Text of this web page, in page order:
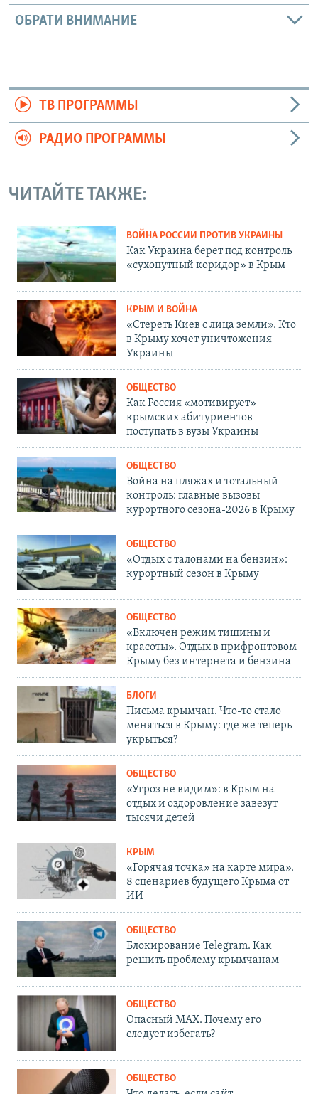
ОБРАТИ ВНИМАНИЕ
ТВ ПРОГРАММЫ
РАДИО ПРОГРАММЫ
ЧИТАЙТЕ ТАКЖЕ:
ВОЙНА РОССИИ ПРОТИВ УКРАИНЫ
Как Украина берет под контроль
«сухопутный коридор» в Крым
КРЫМ И ВОЙНА
«Стереть Киев с лица земли». Кто
в Крыму хочет уничтожения
Украины
ОБЩЕСТВО
Как Россия «мотивирует»
крымских абитуриентов
поступать в вузы Украины
ОБЩЕСТВО
Война на пляжах и тотальный
контроль: главные вызовы
курортного сезона-2026 в Крыму
ОБЩЕСТВО
«Отдых с талонами на бензин»:
курортный сезон в Крыму
ОБЩЕСТВО
«Включен режим тишины и
красоты». Отдых в прифронтовом
Крыму без интернета и бензина
БЛОГИ
Письма крымчан. Что-то стало
меняться в Крыму: где же теперь
укрыться?
ОБЩЕСТВО
«Угроз не видим»: в Крым на
отдых и оздоровление завезут
тысячи детей
КРЫМ
«Горячая точка» на карте мира».
8 сценариев будущего Крыма от
ИИ
ОБЩЕСТВО
Блокирование Telegram. Как
решить проблему крымчанам
ОБЩЕСТВО
Опасный MAX. Почему его
следует избегать?
ОБЩЕСТВО